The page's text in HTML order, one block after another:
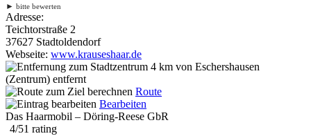
► bitte bewerten
Adresse:
Teichtorstraße 2
37627 Stadtoldendorf
Webseite: www.krauseshaar.de
4 km von Eschershausen
(Zentrum) entfernt
Route
Bearbeiten
Das Haarmobil – Döring-Reese GbR
4/51 rating